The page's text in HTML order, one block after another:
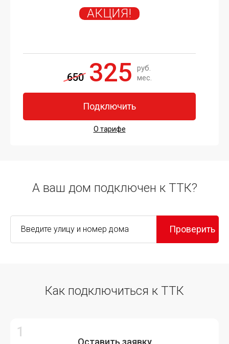
АКЦИЯ!
650 325
руб.
мес.
Подключить
О тарифе
А ваш дом подключен к ТТК?
Проверить
Как подключиться к ТТК
Оставить заявку